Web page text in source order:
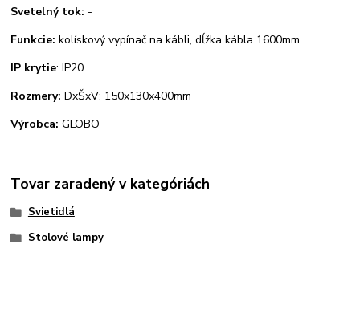
Svetelný tok: -
Funkcie: kolískový vypínač na kábli, dĺžka kábla 1600mm
IP krytie: IP20
Rozmery: DxŠxV: 150x130x400mm
Výrobca:GLOBO
Tovar zaradený v kategóriách
Svietidlá
Stolové lampy